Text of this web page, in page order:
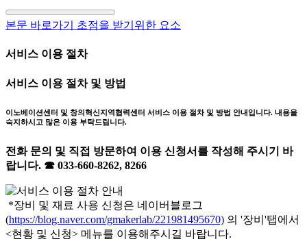
본문 바로가기 초점을 받기위한 요소
서비스 이용 절차
서비스 이용 절차 및 방법
이노베이션센터 및 창의혁신지역협력센터 서비스 이용 절차 및 방법 안내입니다. 내용을
숙지하시고 많은 이용 부탁드립니다.
전화 문의 및 직접 방문하여 이용 신청서를 작성해 주시기 바
랍니다. ☎ 033-660-8262, 8266
*장비 및 재료 사용 신청은 네이버블로그
(https://blog.naver.com/gmakerlab/221981495670) 의 '장비'탭에서
<현황 및 신청> 메뉴를 이용해주시길 바랍니다.